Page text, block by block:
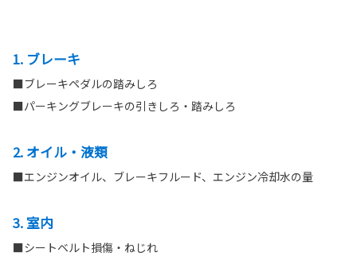
1. ブレーキ
■ブレーキペダルの踏みしろ
■パーキングブレーキの引きしろ・踏みしろ
2. オイル・液類
■エンジンオイル、ブレーキフルード、エンジン冷却水の量
3. 室内
■シートベルト損傷・ねじれ